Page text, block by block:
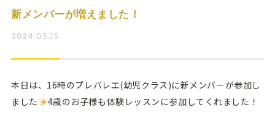
新メンバーが増えました！
2024.05.15
本日は、16時のプレバレエ(幼児クラス)に新メンバーが参加し
ました
4歳のお子様も体験レッスンに参加してくれました！